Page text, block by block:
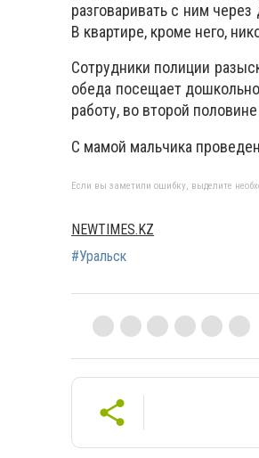
разговаривать с ним
В квартире, кроме него,
Сотрудники полиции
обеда посещает
работу, во второй
С мамой мальчика
Если вы заметили ошибку, выделите
NEWTIMES.KZ
#Уральск